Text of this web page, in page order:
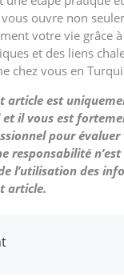
ouvre non
votre vie grâce
et des liens
chez vous en
article est
il vous est
pour
responsabilité
l’utilisation des
article.